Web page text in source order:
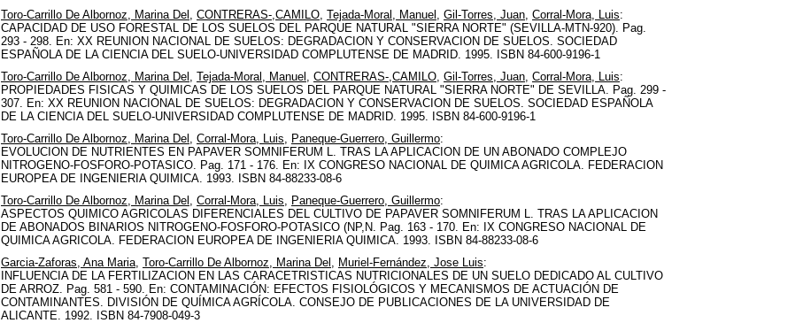
Toro-Carrillo De Albornoz, Marina Del , CONTRERAS-,CAMILO, Tejada-Moral, Manuel , Gil-Torres, Juan, Corral-Mora, Luis:
CAPACIDAD DE USO FORESTAL DE LOS SUELOS DEL PARQUE NATURAL "SIERRA NORTE" (SEVILLA-MTN-920). Pag.
293 - 298. En: XX REUNION NACIONAL DE SUELOS: DEGRADACION Y CONSERVACION DE SUELOS. SOCIEDAD
ESPAÑOLA DE LA CIENCIA DEL SUELO-UNIVERSIDAD COMPLUTENSE DE MADRID. 1995. ISBN 84-600-9196-1
Toro-Carrillo De Albornoz, Marina Del , Tejada-Moral, Manuel , CONTRERAS-,CAMILO, Gil-Torres, Juan, Corral-Mora, Luis:
PROPIEDADES FISICAS Y QUIMICAS DE LOS SUELOS DEL PARQUE NATURAL "SIERRA NORTE" DE SEVILLA. Pag. 299 -
307. En: XX REUNION NACIONAL DE SUELOS: DEGRADACION Y CONSERVACION DE SUELOS. SOCIEDAD ESPAÑOLA
DE LA CIENCIA DEL SUELO-UNIVERSIDAD COMPLUTENSE DE MADRID. 1995. ISBN 84-600-9196-1
Toro-Carrillo De Albornoz, Marina Del , Corral-Mora, Luis, Paneque-Guerrero, Guillermo:
EVOLUCION DE NUTRIENTES EN PAPAVER SOMNIFERUM L. TRAS LA APLICACION DE UN ABONADO COMPLEJO
NITROGENO-FOSFORO-POTASICO. Pag. 171 - 176. En: IX CONGRESO NACIONAL DE QUIMICA AGRICOLA. FEDERACION
EUROPEA DE INGENIERIA QUIMICA. 1993. ISBN 84-88233-08-6
Toro-Carrillo De Albornoz, Marina Del , Corral-Mora, Luis, Paneque-Guerrero, Guillermo:
ASPECTOS QUIMICO AGRICOLAS DIFERENCIALES DEL CULTIVO DE PAPAVER SOMNIFERUM L. TRAS LA APLICACION
DE ABONADOS BINARIOS NITROGENO-FOSFORO-POTASICO (NP,N. Pag. 163 - 170. En: IX CONGRESO NACIONAL DE
QUIMICA AGRICOLA. FEDERACION EUROPEA DE INGENIERIA QUIMICA. 1993. ISBN 84-88233-08-6
Garcia-Zaforas, Ana Maria, Toro-Carrillo De Albornoz, Marina Del , Muriel-Fernández, Jose Luis:
INFLUENCIA DE LA FERTILIZACION EN LAS CARACETRISTICAS NUTRICIONALES DE UN SUELO DEDICADO AL CULTIVO
DE ARROZ. Pag. 581 - 590. En: CONTAMINACIÓN: EFECTOS FISIOLÓGICOS Y MECANISMOS DE ACTUACIÓN DE
CONTAMINANTES. DIVISIÓN DE QUÍMICA AGRÍCOLA. CONSEJO DE PUBLICACIONES DE LA UNIVERSIDAD DE
ALICANTE. 1992. ISBN 84-7908-049-3